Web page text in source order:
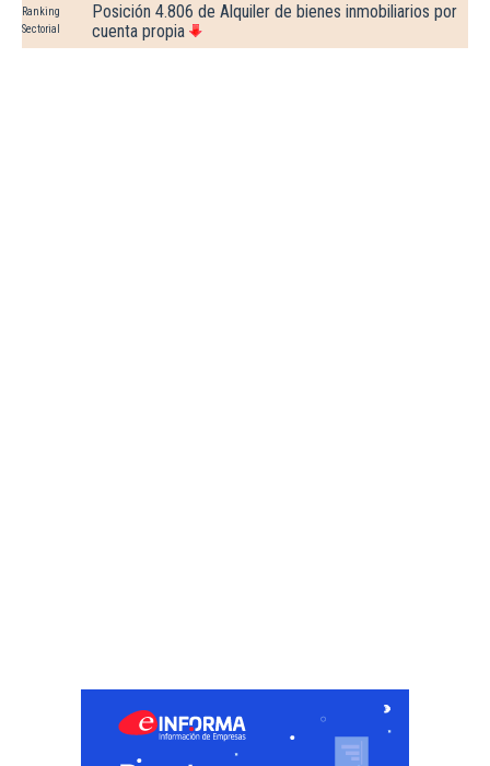
Ranking
Sectorial
Posición 4.806 de Alquiler de bienes inmobiliarios por
cuenta propia